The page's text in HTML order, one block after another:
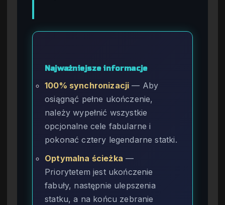
Najważniejsze informacje
100% synchronizacji — Aby
osiągnąć pełne ukończenie,
należy wypełnić wszystkie
opcjonalne cele fabularne i
pokonać cztery legendarne statki.
Optymalna ścieżka —
Priorytetem jest ukończenie
fabuły, następnie ulepszenia
statku, a na końcu zebranie